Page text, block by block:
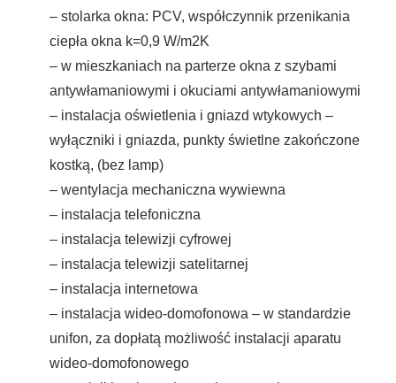
– stolarka okna: PCV, współczynnik przenikania
ciepła okna k=0,9 W/m2K
– w mieszkaniach na parterze okna z szybami
antywłamaniowymi i okuciami antywłamaniowymi
– instalacja oświetlenia i gniazd wtykowych –
wyłączniki i gniazda, punkty świetlne zakończone
kostką, (bez lamp)
– wentylacja mechaniczna wywiewna
– instalacja telefoniczna
– instalacja telewizji cyfrowej
– instalacja telewizji satelitarnej
– instalacja internetowa
– instalacja wideo-domofonowa – w standardzie
unifon, za dopłatą możliwość instalacji aparatu
wideo-domofonowego